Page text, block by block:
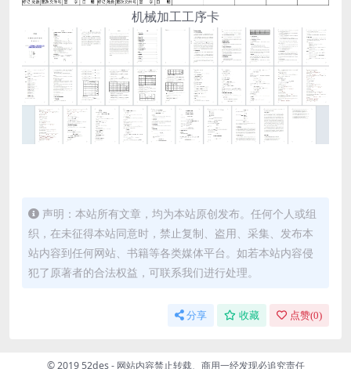
机械加工工序卡
声明：本站所有文章，均为本站原创发布。任何个人或组
织，在未征得本站同意时，禁止复制、盗用、采集、发布本
站内容到任何网站、书籍等各类媒体平台。如若本站内容侵
犯了原著者的合法权益，可联系我们进行处理。
分享 收藏 点赞(0)
© 2019 52des - 网站内容禁止转载、商用一经发现必追究责任